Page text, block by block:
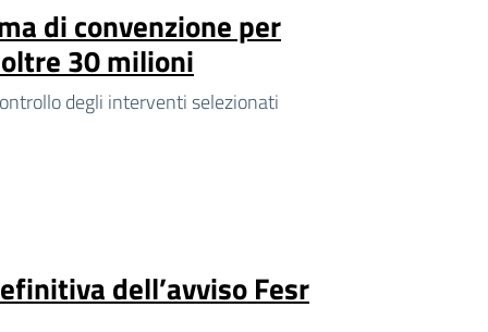
di convenzione per
30 milioni
degli interventi selezionati
dell’avviso Fesr